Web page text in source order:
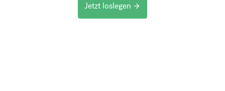
Jetzt loslegen arrow_forward